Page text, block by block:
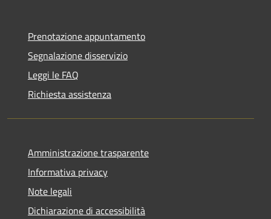
Prenotazione appuntamento
Segnalazione disservizio
Leggi le FAQ
Richiesta assistenza
Amministrazione trasparente
Informativa privacy
Note legali
Dichiarazione di accessibilità